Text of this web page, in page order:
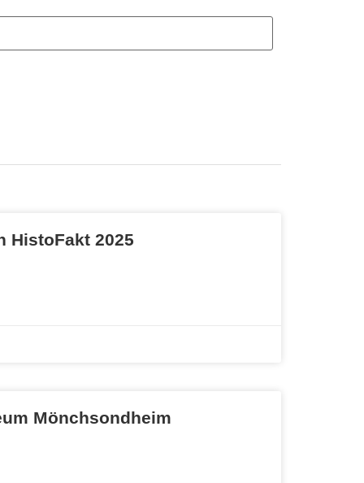
HistoFakt 2025
Mönchsondheim